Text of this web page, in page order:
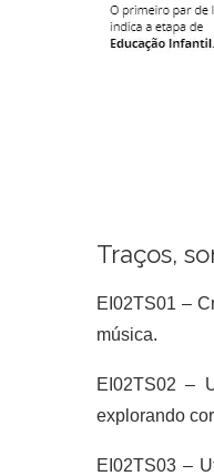
Traços,
EI02TS01 –
música.
EI02TS02 –
explorando
EI02TS03 –